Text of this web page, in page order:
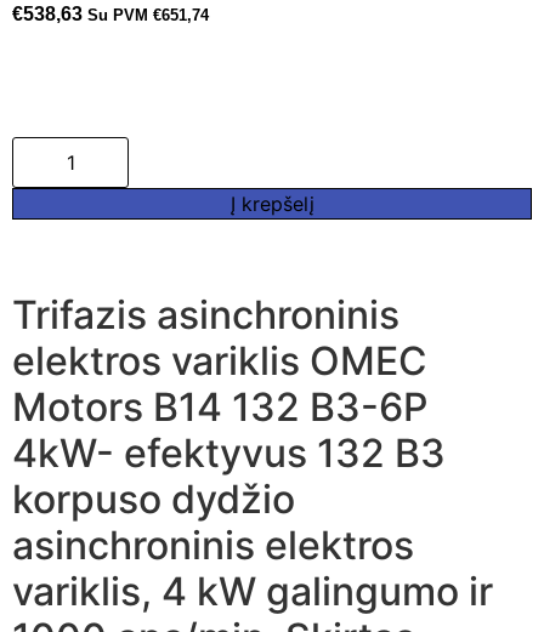
€538,63 Su PVM €651,74
Į krepšelį
Trifazis asinchroninis
elektros variklis OMEC
Motors B14 132 B3-6P
4kW- efektyvus 132 B3
korpuso dydžio
asinchroninis elektros
variklis, 4 kW galingumo ir